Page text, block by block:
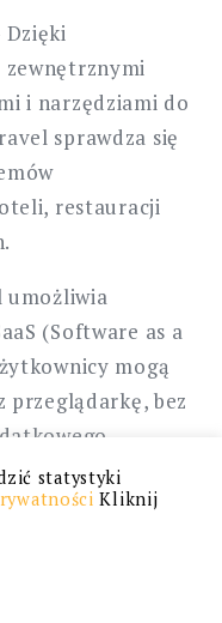
Dzięki
zewnętrznymi
i narzędziami do
sprawdza się
restauracji
umożliwia
(Software as a
mogą
przeglądarkę, bez
mogą być
projektami,
systemy
statystyki
Kliknij